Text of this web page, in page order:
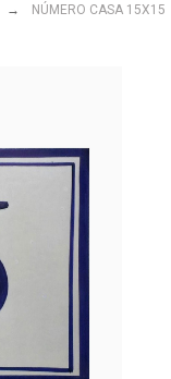
NÚMERO CASA 15X15